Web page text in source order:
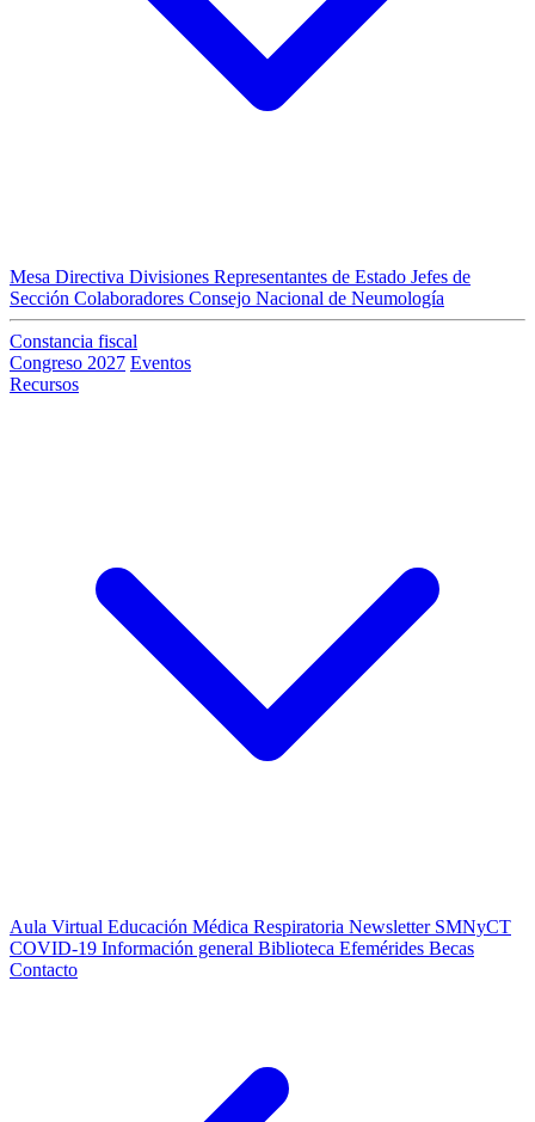
Mesa Directiva Divisiones Representantes de Estado Jefes de
Sección Colaboradores Consejo Nacional de Neumología
Constancia fiscal
Congreso 2027 Eventos
Recursos
Aula Virtual Educación Médica Respiratoria Newsletter SMNyCT
COVID-19 Información general Biblioteca Efemérides Becas
Contacto